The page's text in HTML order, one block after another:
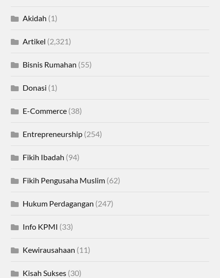
Akidah (1)
Artikel (2,321)
Bisnis Rumahan (55)
Donasi (1)
E-Commerce (38)
Entrepreneurship (254)
Fikih Ibadah (94)
Fikih Pengusaha Muslim (62)
Hukum Perdagangan (247)
Info KPMI (33)
Kewirausahaan (11)
Kisah Sukses (30)